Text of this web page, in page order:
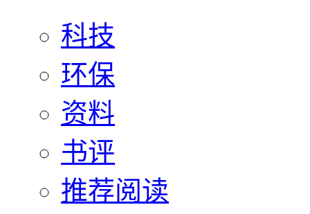
科技
环保
资料
书评
推荐阅读